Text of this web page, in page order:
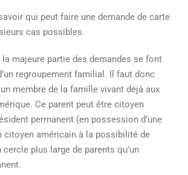
savoir qui peut faire une demande de carte
cas possibles.
la majeure partie des demandes se font
regroupement familial. Il faut donc
membre de la famille vivant déjà aux
Ce parent peut être citoyen
permanent (en possession d’une
citoyen américain à la possibilité de
plus large de parents qu’un